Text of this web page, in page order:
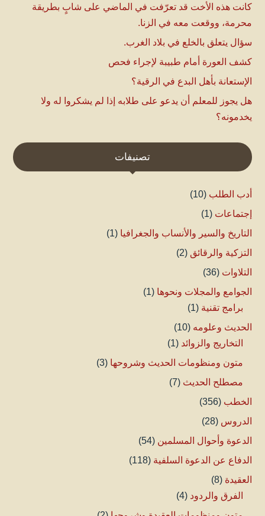
كانت هذه الأخت قد تعرّفت في الماضي على شابٍ بطريقة
محرمة، ووقعت معه في الزنا.
سؤال يتعلق بالخلع في بلاد الغرب.
كشف العورة أمام طبيبة لإجراء فحص
الإستعانة بأهل البدع في الرقية؟
هل يجوز للمعلم أن يدعو على طلابه إذا لم يشكروا له ولا
يخدمونه؟
تصنيفات
أدب الطلب (10)
إجتماعات (1)
التاريخ والسير والأنساب والجغرافيا (1)
التزكية والرقائق (2)
التلاوات (36)
الجوامع والمجلات ونحوها (1)
برامج تقنية (1)
الحديث وعلومه (10)
التخاريج والزوائد (1)
متون ومنظومات الحديث وشروحها (3)
مصطلح الحديث (7)
الخطب (356)
الدروس (28)
الدعوة وأحوال المسلمين (54)
الدفاع عن الدعوة السلفية (118)
العقيدة (8)
الفرق والردود (4)